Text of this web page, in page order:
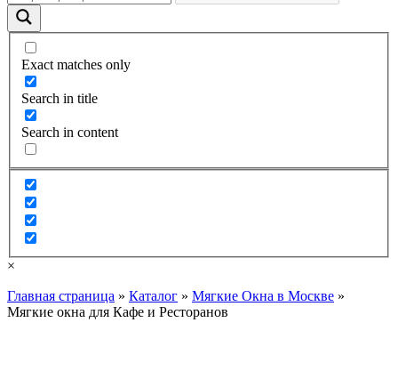
Exact matches only
Search in title
Search in content
×
Главная страница » Каталог » Мягкие Окна в Москве »
Мягкие окна для Кафе и Ресторанов